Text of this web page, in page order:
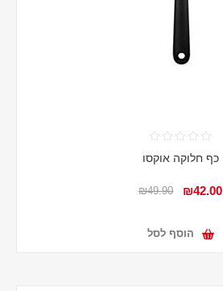
כף חלוקה אוקסו
₪42.00
₪49.90
הוסף לסל